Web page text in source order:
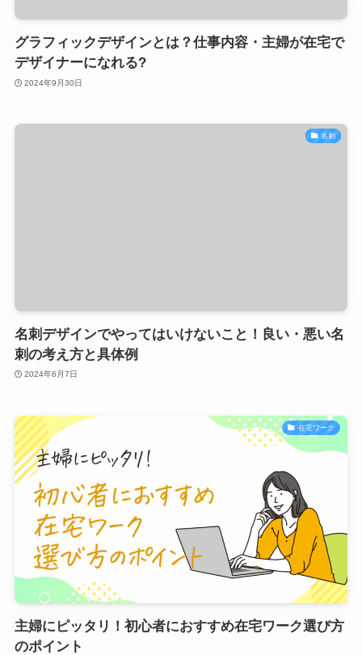
グラフィックデザインとは？仕事内容・主婦が在宅で
デザイナーになれる?
2024年9月30日
名刺
名刺デザインでやってはいけないこと！良い・悪い名
刺の考え方と具体例
2024年6月7日
在宅ワーク
主婦にピッタリ！初心者におすすめ在宅ワーク選び方
のポイント